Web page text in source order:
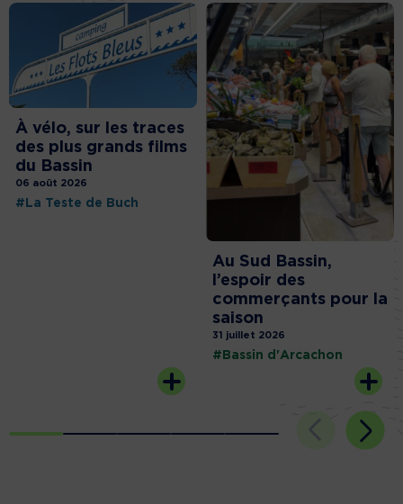
À vélo, sur les traces
des plus grands films
du Bassin
06 août 2026
#La Teste de Buch
Au Sud Bassin,
l’espoir des
commerçants pour la
saison
31 juillet 2026
#Bassin d'Arcachon